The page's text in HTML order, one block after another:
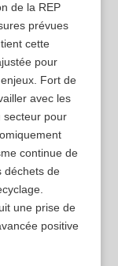
de la REP
prévues
cette
pour
Fort de
avec les
secteur pour
continue de
déchets de
une prise de
positive